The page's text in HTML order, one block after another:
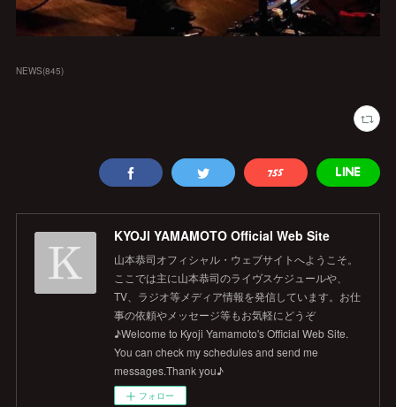
NEWS(845)
KYOJI YAMAMOTO Official Web Site
山本恭司オフィシャル・ウェブサイトへようこそ。
ここでは主に山本恭司のライヴスケジュールや、
TV、ラジオ等メディア情報を発信しています。お仕
事の依頼やメッセージ等もお気軽にどうぞ
♪Welcome to Kyoji Yamamoto's Official Web Site.
You can check my schedules and send me
messages.Thank you♪
フォロー